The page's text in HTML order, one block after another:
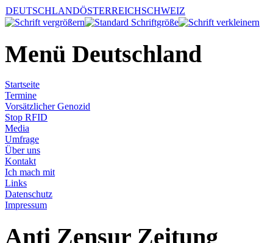
DEUTSCHLANDÖSTERREICHSCHWEIZ
Menü Deutschland
Startseite
Termine
Vorsätzlicher Genozid
Stop RFID
Media
Umfrage
Über uns
Kontakt
Ich mach mit
Links
Datenschutz
Impressum
Anti Zensur Zeitung